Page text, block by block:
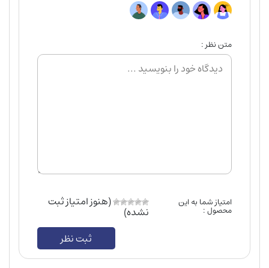
متن نظر :
امتیاز شما به این
محصول :
(هنوز امتیاز ثبت
نشده)
ثبت نظر